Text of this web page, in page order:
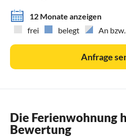
12 Monate anzeigen
frei
belegt An
Anfrage
Die Ferienwohnung
Bewertung